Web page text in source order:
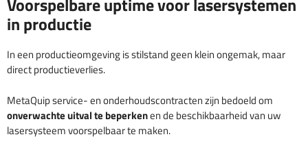
in productie
In een productieomgeving is stilstand geen klein ongemak, maar
direct productieverlies.
MetaQuip service- en onderhoudscontracten zijn bedoeld om
onverwachte uitval te beperkenen de beschikbaarheid van uw
lasersysteem voorspelbaar te maken.